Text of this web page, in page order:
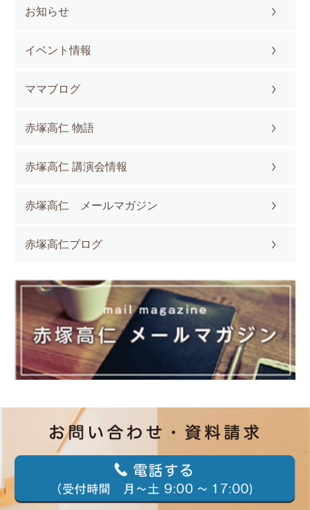
お知らせ
イベント情報
ママブログ
赤塚高仁 物語
赤塚高仁 講演会情報
赤塚高仁 メールマガジン
赤塚高仁ブログ